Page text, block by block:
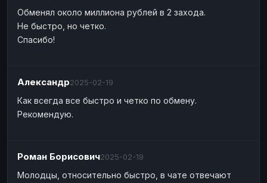
Обменял около миллиона рублей в 2 захода.
Не быстро, но четко.
Спасибо!
Александр2025-02-19
Как всегда все быстро и четко по обмену.
Рекомендую.
Роман Борисович2025-02-19
Молодцы, относительно быстро, в чате отвечают